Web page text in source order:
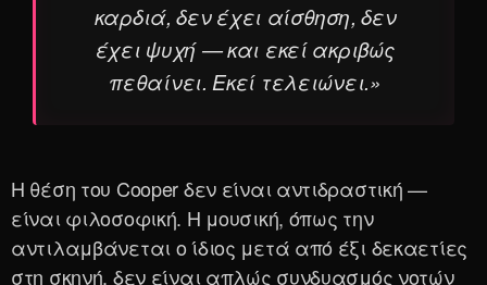
καρδιά, δεν έχει αίσθηση, δεν
έχει ψυχή — και εκεί ακριβώς
πεθαίνει. Εκεί τελειώνει.»
Η θέση του Cooper δεν είναι αντιδραστική —
είναι φιλοσοφική. Η μουσική, όπως την
αντιλαμβάνεται ο ίδιος μετά από έξι δεκαετίες
στη σκηνή, δεν είναι απλώς συνδυασμός νοτών